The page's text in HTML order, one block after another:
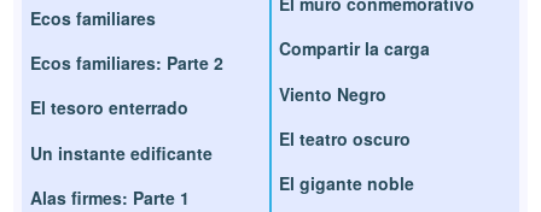
Ecos familiares
Ecos familiares: Parte 2
El tesoro enterrado
Un instante edificante
Alas firmes: Parte 1
Compartir la carga
Viento Negro
El teatro oscuro
El gigante noble